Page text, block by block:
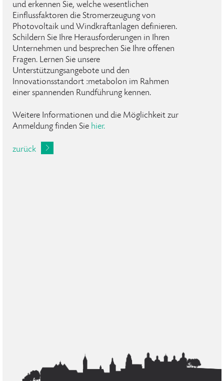
und erkennen Sie, welche wesentlichen
Einflussfaktoren die Stromerzeugung von
Photovoltaik und Windkraftanlagen definieren.
Schildern Sie Ihre Herausforderungen in Ihren
Unternehmen und besprechen Sie Ihre offenen
Fragen. Lernen Sie unsere
Unterstützungsangebote und den
Innovationsstandort :metabolon im Rahmen
einer spannenden Rundführung kennen.
Weitere Informationen und die Möglichkeit zur
Anmeldung finden Sie hier.
zurück